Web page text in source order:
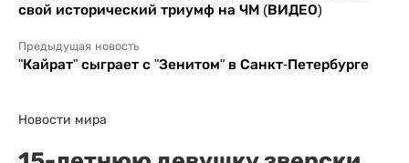
свой исторический триумф на ЧМ (ВИДЕО)
Предыдущая новость
"Кайрат" сыграет с "Зенитом" в Санкт-Петербурге
Новости мира